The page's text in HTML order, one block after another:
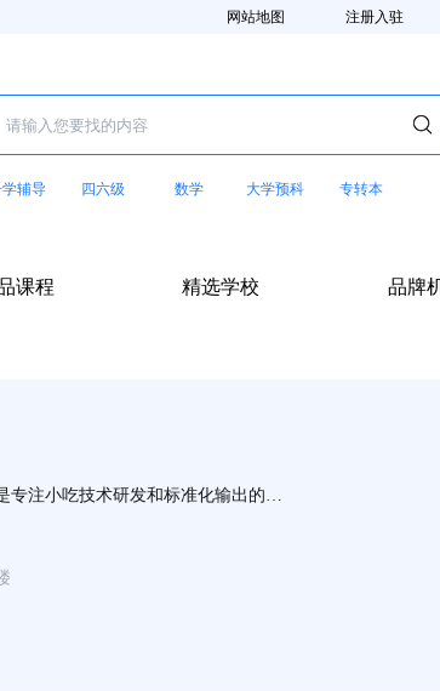
网站地图 注册入驻
辅导 四六级 数学 大学预科 专转本
课程 精选学校 品牌
专注小吃技术研发和标准化输出的小